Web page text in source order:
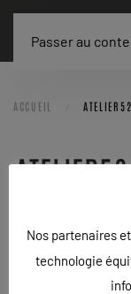
Passer au
ACCUEIL
Nos partenaires
technologie